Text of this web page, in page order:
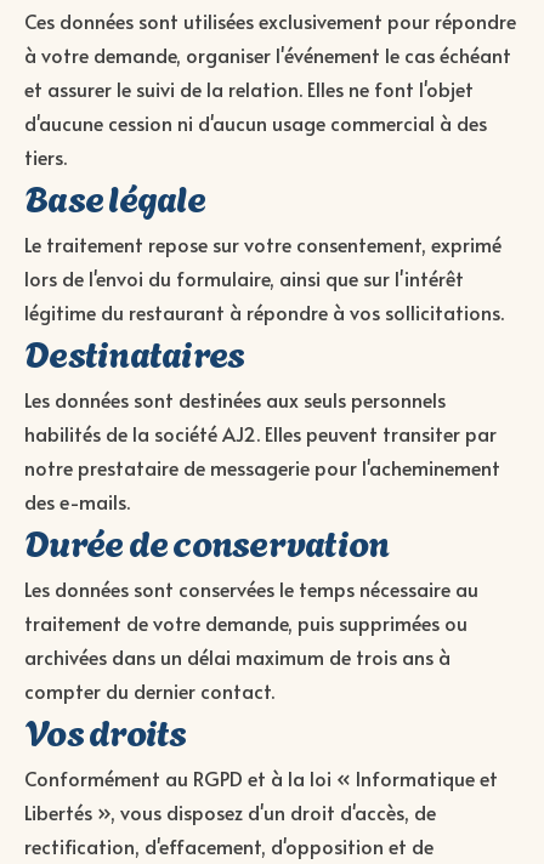
Ces données sont utilisées exclusivement pour répondre
à votre demande, organiser l'événement le cas échéant
et assurer le suivi de la relation. Elles ne font l'objet
d'aucune cession ni d'aucun usage commercial à des
tiers.
Base légale
Le traitement repose sur votre consentement, exprimé
lors de l'envoi du formulaire, ainsi que sur l'intérêt
légitime du restaurant à répondre à vos sollicitations.
Destinataires
Les données sont destinées aux seuls personnels
habilités de la société AJ2. Elles peuvent transiter par
notre prestataire de messagerie pour l'acheminement
des e-mails.
Durée de conservation
Les données sont conservées le temps nécessaire au
traitement de votre demande, puis supprimées ou
archivées dans un délai maximum de trois ans à
compter du dernier contact.
Vos droits
Conformément au RGPD et à la loi « Informatique et
Libertés », vous disposez d'un droit d'accès, de
rectification, d'effacement, d'opposition et de